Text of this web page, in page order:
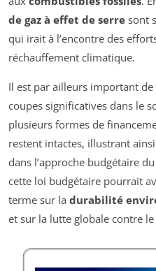
de gaz à effet de serre sont
qui irait à l’encontre des
réchauffement climatique.
Il est par ailleurs important
coupes significatives dans le
plusieurs formes de
restent intactes, illustrant
dans l’approche budgétaire
cette loi budgétaire pourrait
terme sur la durabilité
et sur la lutte globale contre le